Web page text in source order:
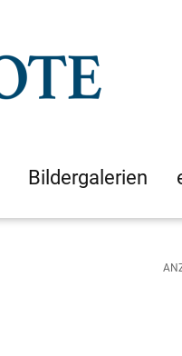
Bildergalerien